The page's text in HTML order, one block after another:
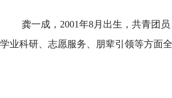
龚一成，2001年8月出生，共青团
学业科研、志愿服务、朋辈引领等方面